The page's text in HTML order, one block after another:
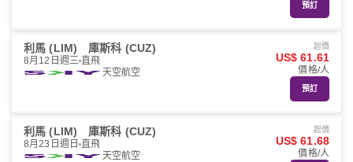
預訂
利馬 (LIM) 庫斯科 (CUZ)
8月12日週三 直飛
天空航空
起價
US$ 61.61
價格/人
預訂
利馬 (LIM) 庫斯科 (CUZ)
8月23日週日 直飛
天空航空
起價
US$ 61.68
價格/人